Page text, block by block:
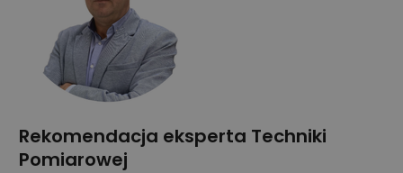
Rekomendacja eksperta Techniki
Pomiarowej